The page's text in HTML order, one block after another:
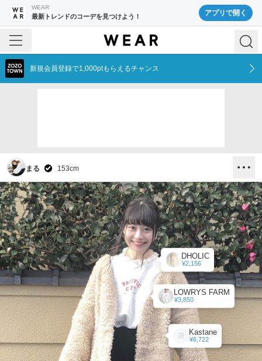
WEAR
最新トレンドのコーデを見つけよう！ アプリで開く
新規会員登録で1,000ptもらえるチャンス
まる 153cm
Kastane
¥6,722
LOWRYS FARM
¥3,850
DHOLIC
¥2,156